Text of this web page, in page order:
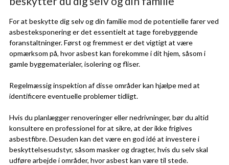
For at beskytte dig selv og din familie mod de potentielle farer ved
asbesteksponering er det essentielt at tage forebyggende
foranstaltninger. Først og fremmest er det vigtigt at være
opmærksom på, hvor asbest kan forekomme i dit hjem, såsom i
gamle byggematerialer, isolering og fliser.
Regelmæssig inspektion af disse områder kan hjælpe med at
identificere eventuelle problemer tidligt.
Hvis du planlægger renoveringer eller nedrivninger, bør du altid
konsultere en professionel for at sikre, at der ikke frigives
asbestfibre. Desuden kan det være en god idé at investere i
beskyttelsesudstyr, såsom masker og dragter, hvis du selv skal
udføre arbejde i områder, hvor asbest kan være til stede.